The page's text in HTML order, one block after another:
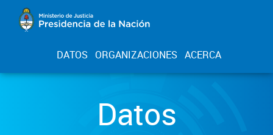
DATOS ORGANIZACIONES ACERCA
Datos